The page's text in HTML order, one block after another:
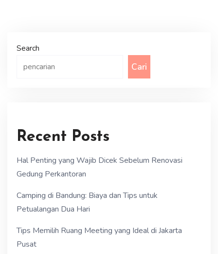
Search
Cari
Recent Posts
Hal Penting yang Wajib Dicek Sebelum Renovasi
Gedung Perkantoran
Camping di Bandung: Biaya dan Tips untuk
Petualangan Dua Hari
Tips Memilih Ruang Meeting yang Ideal di Jakarta
Pusat